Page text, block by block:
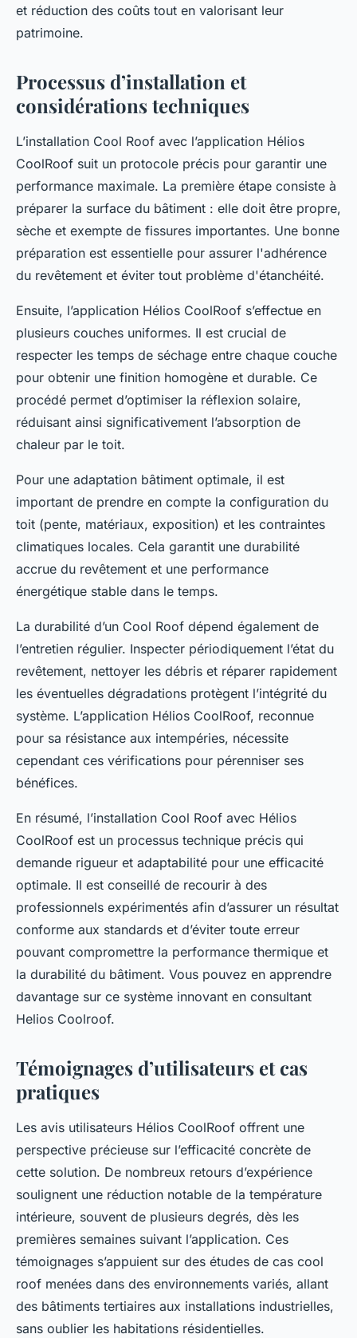
et réduction des coûts tout en valorisant leur
patrimoine.
Processus d’installation et
considérations techniques
L’installation Cool Roof avec l’application Hélios
CoolRoof suit un protocole précis pour garantir une
performance maximale. La première étape consiste à
préparer la surface du bâtiment : elle doit être propre,
sèche et exempte de fissures importantes. Une bonne
préparation est essentielle pour assurer l'adhérence
du revêtement et éviter tout problème d'étanchéité.
Ensuite, l’application Hélios CoolRoof s’effectue en
plusieurs couches uniformes. Il est crucial de
respecter les temps de séchage entre chaque couche
pour obtenir une finition homogène et durable. Ce
procédé permet d’optimiser la réflexion solaire,
réduisant ainsi significativement l’absorption de
chaleur par le toit.
Pour une adaptation bâtiment optimale, il est
important de prendre en compte la configuration du
toit (pente, matériaux, exposition) et les contraintes
climatiques locales. Cela garantit une durabilité
accrue du revêtement et une performance
énergétique stable dans le temps.
La durabilité d’un Cool Roof dépend également de
l’entretien régulier. Inspecter périodiquement l’état du
revêtement, nettoyer les débris et réparer rapidement
les éventuelles dégradations protègent l’intégrité du
système. L’application Hélios CoolRoof, reconnue
pour sa résistance aux intempéries, nécessite
cependant ces vérifications pour pérenniser ses
bénéfices.
En résumé, l’installation Cool Roof avec Hélios
CoolRoof est un processus technique précis qui
demande rigueur et adaptabilité pour une efficacité
optimale. Il est conseillé de recourir à des
professionnels expérimentés afin d’assurer un résultat
conforme aux standards et d’éviter toute erreur
pouvant compromettre la performance thermique et
la durabilité du bâtiment. Vous pouvez en apprendre
davantage sur ce système innovant en consultant
Helios Coolroof.
Témoignages d’utilisateurs et cas
pratiques
Les avis utilisateurs Hélios CoolRoof offrent une
perspective précieuse sur l’efficacité concrète de
cette solution. De nombreux retours d’expérience
soulignent une réduction notable de la température
intérieure, souvent de plusieurs degrés, dès les
premières semaines suivant l’application. Ces
témoignages s’appuient sur des études de cas cool
roof menées dans des environnements variés, allant
des bâtiments tertiaires aux installations industrielles,
sans oublier les habitations résidentielles.